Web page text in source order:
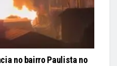
no bairro Paulista no